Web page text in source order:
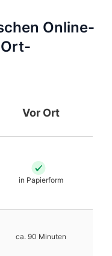
Online-
Vor Ort
in Papierform
ca. 90 Minuten